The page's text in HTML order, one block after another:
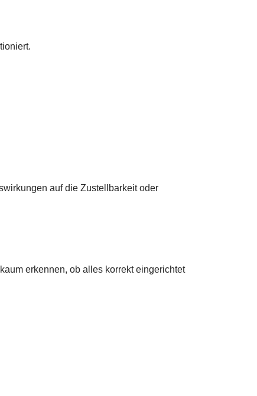
auf die Zustellbarkeit oder
erkennen, ob alles korrekt eingerichtet